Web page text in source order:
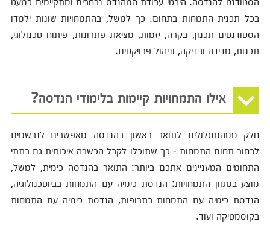
בכל תכנית התמחות בתחום. כך למשל, בהתמחויות שונות ילמדו
הסטודנטים תכנון, בקרה, יזמות, מציאת פתרונות, פיתוח טכנולוגי,
תכנות, מדידה ובדיקה, וניהול פרויקטים.
אילו התמחויות קיימות בלימודי הנדסה?
חלק ממהמסלולים לתואר ראשון בהנדסה מאפשרים לנרשמים
לבחור תחום התמחות - כך שתוכלו לקבל הכשרה איכותית גם בתתי
התחומים המעניינים אתכם ביותר: התואר בהנדסה כימית, למשל,
מוצע במגוון התמחויות: הנדסת כימיה עם התמחות בביוטכנולוגיה,
הנדסת כימיה עם התמחות בתרופות, הנדסת כימיה עם התמחות
בקוסמטיקה ועוד.